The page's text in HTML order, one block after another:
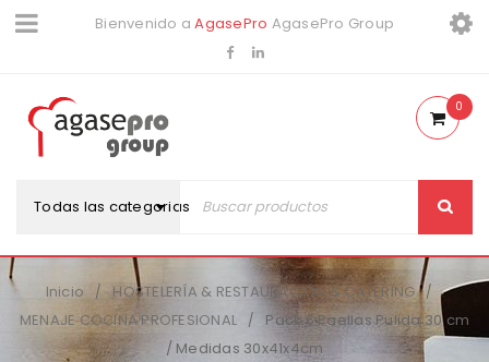
Bienvenido aAgasePro AgasePro Group
Todas las categorias
0
Inicio / HOSTELERÍA & RESTAURACIÓN & CATERING /
MENAJE COCINA PROFESIONAL /
Pack 6 Paellas Pulida 30 cm
/ Medidas 30x41x4cm